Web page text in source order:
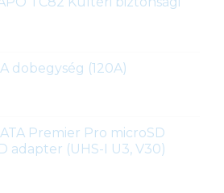
dobegység (120A)
Premier Pro microSD
adapter (UHS-I U3, V30)